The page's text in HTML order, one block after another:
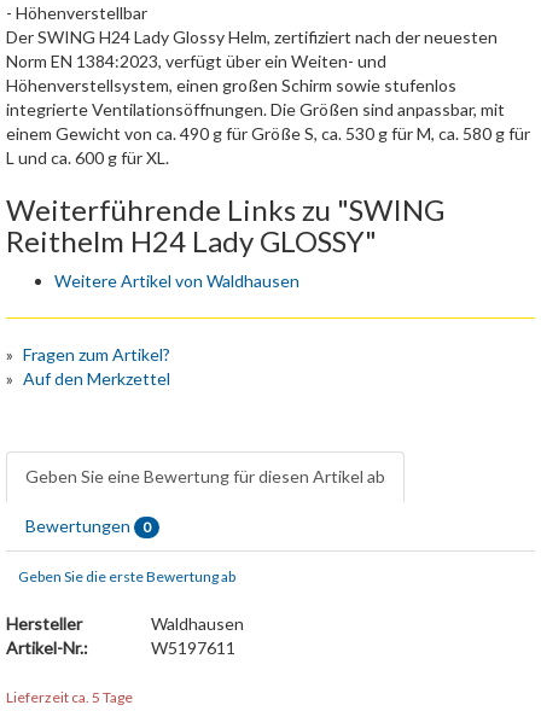
- Höhenverstellbar
Der SWING H24 Lady Glossy Helm, zertifiziert nach der neuesten
Norm EN 1384:2023, verfügt über ein Weiten- und
Höhenverstellsystem, einen großen Schirm sowie stufenlos
integrierte Ventilationsöffnungen. Die Größen sind anpassbar, mit
einem Gewicht von ca. 490 g für Größe S, ca. 530 g für M, ca. 580 g für
L und ca. 600 g für XL.
Weiterführende Links zu "SWING
Reithelm H24 Lady GLOSSY"
Weitere Artikel von Waldhausen
Fragen zum Artikel?
Auf den Merkzettel
Geben Sie eine Bewertung für diesen Artikel ab
Bewertungen 0
Geben Sie die erste Bewertung ab
Hersteller
Waldhausen
Artikel-Nr.:
W5197611
Lieferzeit ca. 5 Tage